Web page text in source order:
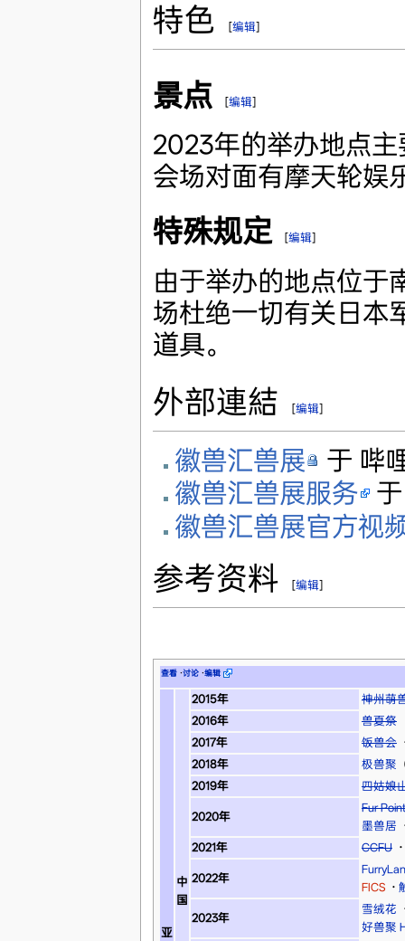
特色 [编辑]
景点 [编辑]
2023年的举办地点
会场对面有摩天轮娱
特殊规定 [编辑]
由于举办的地点位于
场杜绝一切有关日本
道具。
外部連結 [编辑]
徽兽汇兽展
于 哔
徽兽汇兽展服务 于
徽兽汇兽展官方视
参考资料 [编辑]
查看·讨论·编辑
亚
中
国
2015年
神州萌
2016年
兽夏祭
2017年
饭兽会
2018年
极兽聚
2019年
四姑娘
2020年
Fur
墨兽居
2021年
CCFU ·
2022年
FICS ·
2023年
雪绒花
好兽聚